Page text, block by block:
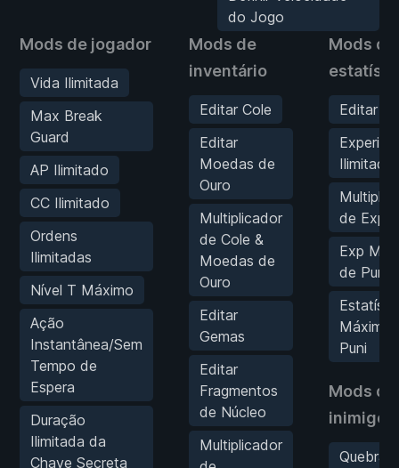
do Jogo
Mods de jogador
Vida Ilimitada
Max Break
Guard
AP Ilimitado
CC Ilimitado
Ordens
Ilimitadas
Nível T Máximo
Ação
Instantânea/Sem
Tempo de
Espera
Duração
Ilimitada da
Chave Secreta
Mods de
inventário
Editar Cole
Editar
Moedas de
Ouro
Multiplicador
de Cole &
Moedas de
Ouro
Editar
Gemas
Editar
Fragmentos
de Núcleo
Multiplicador
Mods de
Editar
Ilimitada
de Exp
Exp
de Puni
Puni
Mods de
inimigos
Quebra